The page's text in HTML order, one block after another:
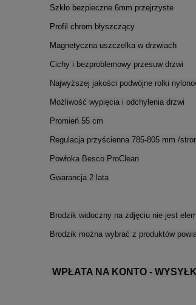
Szkło bezpieczne 6mm przejrzyste
Profil chrom błyszczący
Magnetyczna uszczelka w drzwiach
Cichy i bezproblemowy przesuw drzwi
Najwyższej jakości podwójne rolki
Możliwość wypięcia i odchylenia drzwi
Promień 55 cm
Regulacja przyścienna 785-805 mm /
Powłoka Besco ProClean
Gwarancja 2 lata
Brodzik widoczny na zdjęciu nie jest
Brodzik można wybrać z produktów
WPŁATA NA KONTO -